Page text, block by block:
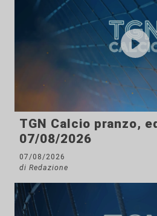
TGN Calcio pranzo,
07/08/2026
07/08/2026
di Redazione